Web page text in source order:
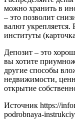
можно хранить в
– это позволит
валют
институты
Депозит – это
вы хотите
другие способы
недвижимости,
открытие
Источник https://
podrobnaya-